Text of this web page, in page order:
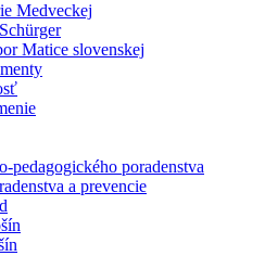
Medveckej
Matice slovenskej
pedagogického poradenstva
a prevencie